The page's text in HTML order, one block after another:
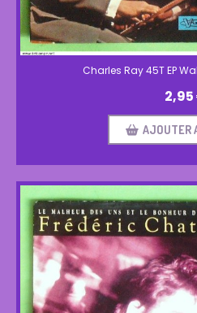
Charles Ray 45T EP
2,95
AJOUTER